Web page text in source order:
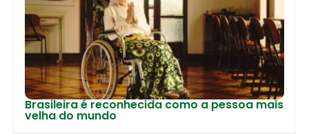
Brasileira é reconhecida como a pessoa mais
velha do mundo